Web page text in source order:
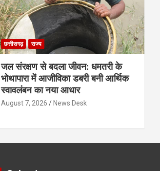
छत्तीसगढ़ राज्य
जल संरक्षण से बदला जीवन: धमतरी के
भोथापारा में आजीविका डबरी बनी आर्थिक
स्वावलंबन का नया आधार
August 7, 2026 News Desk